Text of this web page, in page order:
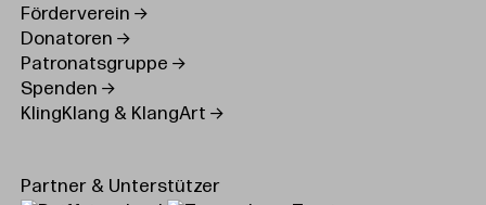
Förderverein
Donatoren
Patronatsgruppe
Spenden
KlingKlang & KlangArt
Partner & Unterstützer